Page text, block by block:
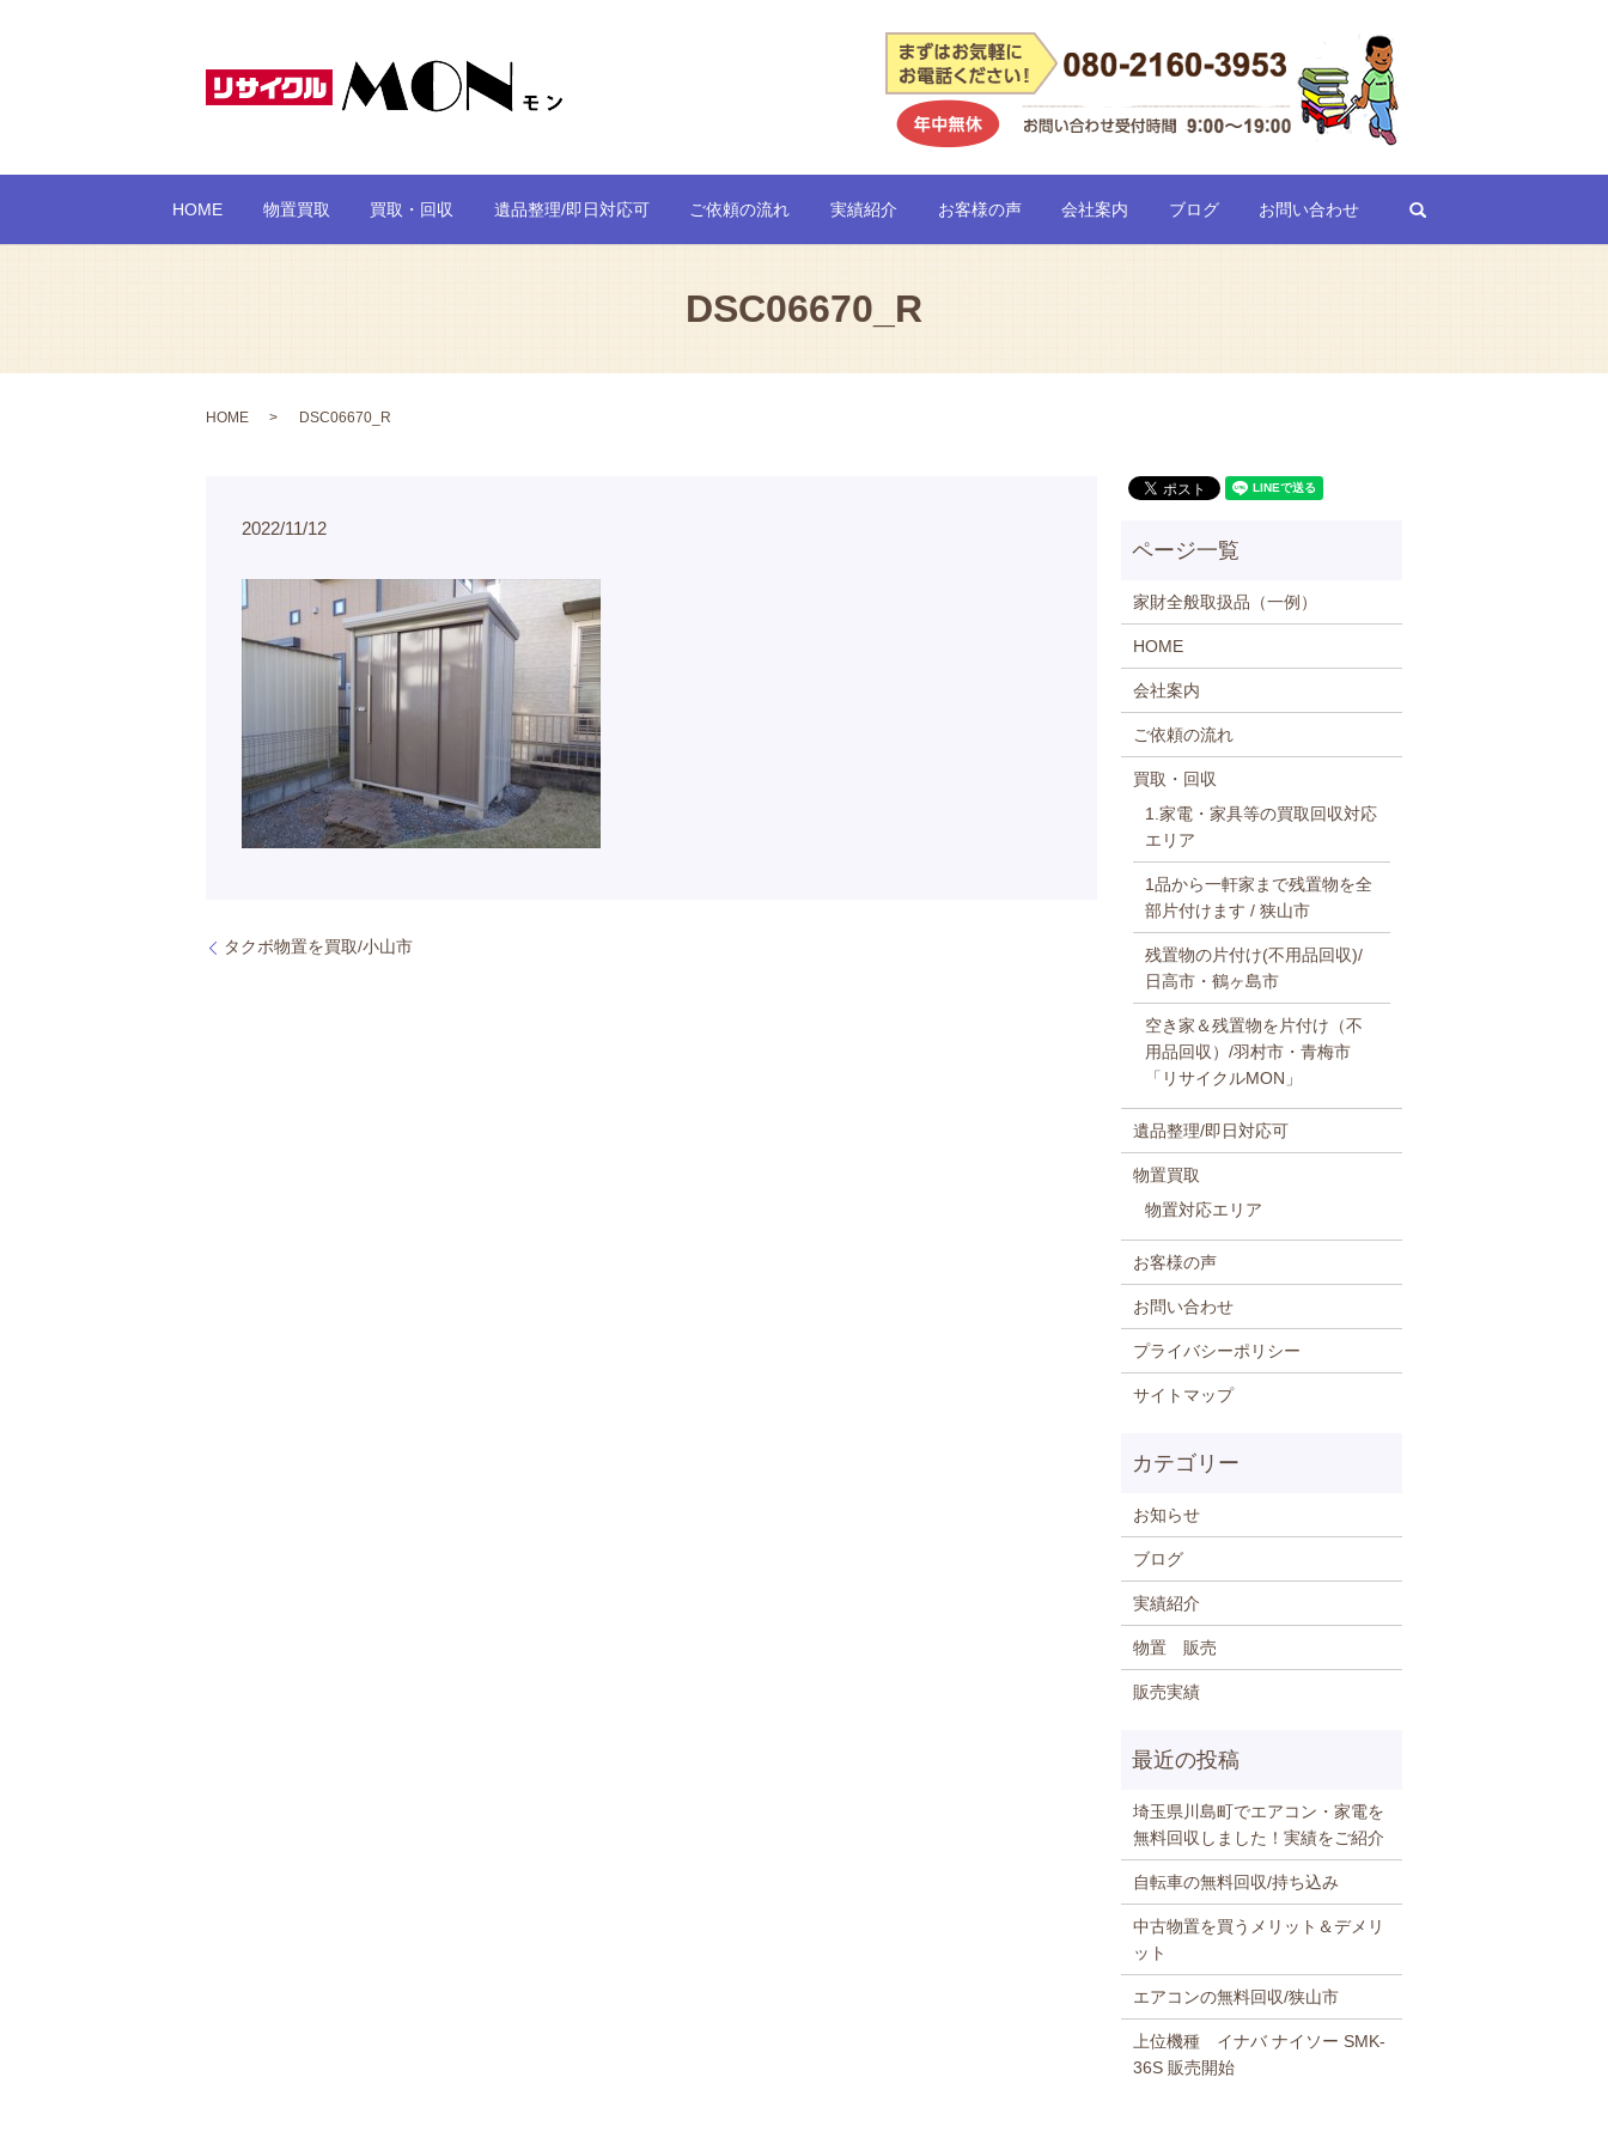
HOME 物置買取 買取・回収 遺品整理/即日対応可 ご依頼の流れ 実績紹介 お客様の声 会社案内 ブログ お問い合わせ
DSC06670_R
HOME DSC06670_R
2022/11/12
タクボ物置を買取/小山市
家財全般取扱品（一例）
HOME
会社案内
ご依頼の流れ
買取・回収
1.家電・家具等の買取回収対応
エリア
1品から一軒家まで残置物を全
部片付けます / 狭山市
残置物の片付け(不用品回収)/
日高市・鶴ヶ島市
空き家＆残置物を片付け（不
用品回収）/羽村市・青梅市
「リサイクルMON」
遺品整理/即日対応可
物置買取
物置対応エリア
お客様の声
お問い合わせ
プライバシーポリシー
サイトマップ
お知らせ
ブログ
実績紹介
物置 販売
販売実績
埼玉県川島町でエアコン・家電を
無料回収しました！実績をご紹介
自転車の無料回収/持ち込み
中古物置を買うメリット＆デメリ
ット
エアコンの無料回収/狭山市
上位機種 イナバ ナイソー SMK-
36S 販売開始